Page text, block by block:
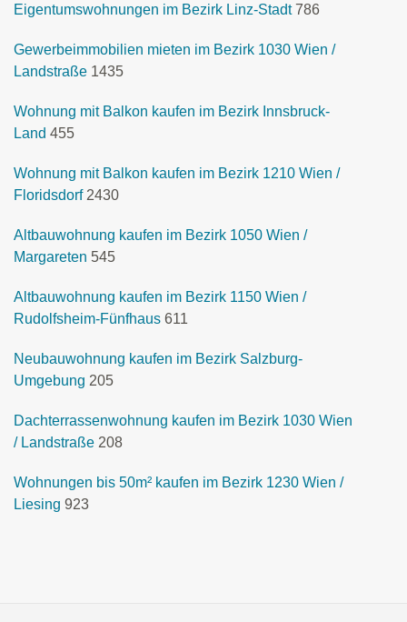
Eigentumswohnungen im Bezirk Linz-Stadt 786
Gewerbeimmobilien mieten im Bezirk 1030 Wien /
Landstraße 1435
Wohnung mit Balkon kaufen im Bezirk Innsbruck-
Land 455
Wohnung mit Balkon kaufen im Bezirk 1210 Wien /
Floridsdorf 2430
Altbauwohnung kaufen im Bezirk 1050 Wien /
Margareten 545
Altbauwohnung kaufen im Bezirk 1150 Wien /
Rudolfsheim-Fünfhaus 611
Neubauwohnung kaufen im Bezirk Salzburg-
Umgebung 205
Dachterrassenwohnung kaufen im Bezirk 1030 Wien
/ Landstraße 208
Wohnungen bis 50m² kaufen im Bezirk 1230 Wien /
Liesing 923